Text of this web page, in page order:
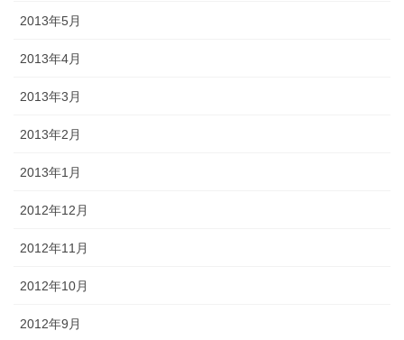
2013年5月
2013年4月
2013年3月
2013年2月
2013年1月
2012年12月
2012年11月
2012年10月
2012年9月